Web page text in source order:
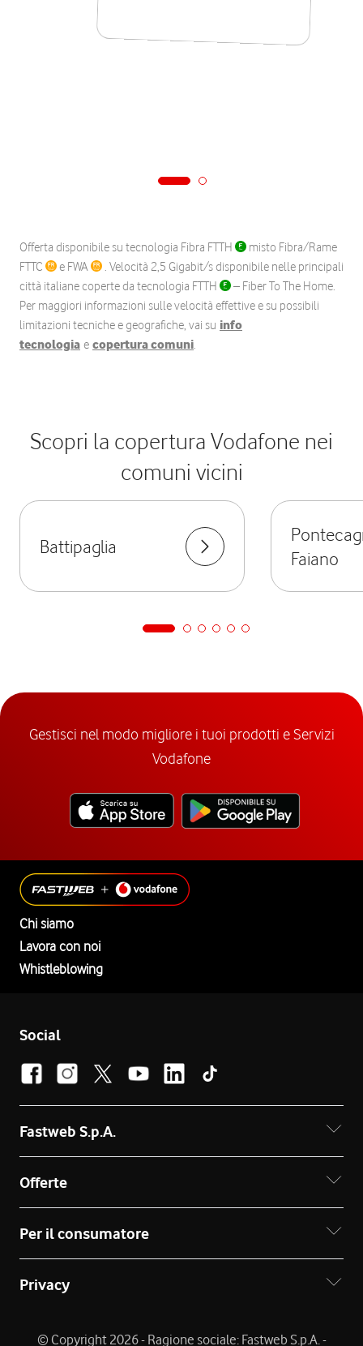
Offerta disponibile su tecnologia Fibra FTTH
misto Fibra/Rame
FTTC
e FWA
. Velocità 2,5 Gigabit/s disponibile nelle principali
città italiane coperte da tecnologia FTTH
– Fiber To The Home.
Per maggiori informazioni sulle velocità effettive e su possibili
limitazioni tecniche e geografiche, vai su info
tecnologia e copertura comuni.
Scopri la copertura Vodafone nei
comuni vicini
Battipaglia
Faiano
Gestisci nel modo migliore i tuoi prodotti e Servizi
Vodafone
Chi siamo
Lavora con noi
Whistleblowing
Social
Fastweb S.p.A.
Offerte
Per il consumatore
Privacy
© Copyright 2026 - Ragione sociale: Fastweb S.p.A. -